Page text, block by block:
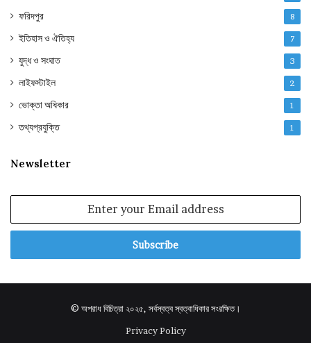
ফরিদপুর 8
ইতিহাস ও ঐতিহ্য 7
যুদ্ধ ও সংঘাত 3
লাইফস্টাইল 2
ভোক্তা অধিকার 1
তথ্যপ্রযুক্তি 1
Newsletter
Email
© অপরাধ বিচিত্রা ২০২৫, সর্বস্বত্ব স্বত্বাধিকার সংরক্ষিত।
Privacy Policy